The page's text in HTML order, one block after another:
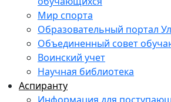
Мир спорта
Образовательный портал
Объединенный совет
Воинский учет
Научная библиотека
Аспиранту